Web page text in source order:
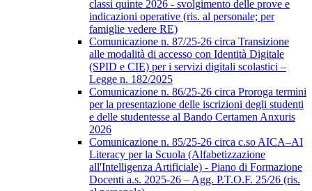
classi quinte 2026 - svolgimento delle prove e
indicazioni operative (ris. al personale; per
famiglie vedere RE)
Comunicazione n. 87/25-26 circa Transizione
alle modalità di accesso con Identità Digitale
(SPID e CIE) per i servizi digitali scolastici –
Legge n. 182/2025
Comunicazione n. 86/25-26 circa Proroga termini
per la presentazione delle iscrizioni degli studenti
e delle studentesse al Bando Certamen Anxuris
2026
Comunicazione n. 85/25-26 circa c.so AICA–AI
Literacy per la Scuola (Alfabetizzazione
all'Intelligenza Artificiale) - Piano di Formazione
Docenti a.s. 2025-26 – Agg. P.T.O.F. 25/26 (ris.